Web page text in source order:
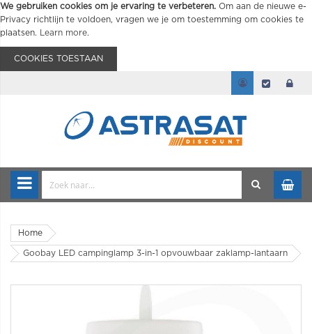
We gebruiken cookies om je ervaring te verbeteren. Om aan de nieuwe e-
Privacy richtlijn te voldoen, vragen we je om toestemming om cookies te
plaatsen.
Learn more.
COOKIES TOESTAAN
Home
Goobay LED campinglamp 3-in-1 opvouwbaar zaklamp-lantaarn